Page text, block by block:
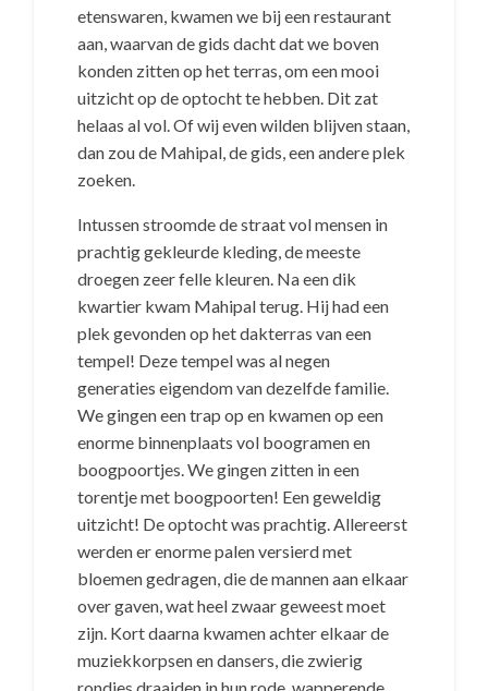
etenswaren, kwamen we bij een restaurant
aan, waarvan de gids dacht dat we boven
konden zitten op het terras, om een mooi
uitzicht op de optocht te hebben. Dit zat
helaas al vol. Of wij even wilden blijven staan,
dan zou de Mahipal, de gids, een andere plek
zoeken.
Intussen stroomde de straat vol mensen in
prachtig gekleurde kleding, de meeste
droegen zeer felle kleuren. Na een dik
kwartier kwam Mahipal terug. Hij had een
plek gevonden op het dakterras van een
tempel! Deze tempel was al negen
generaties eigendom van dezelfde familie.
We gingen een trap op en kwamen op een
enorme binnenplaats vol boogramen en
boogpoortjes. We gingen zitten in een
torentje met boogpoorten! Een geweldig
uitzicht! De optocht was prachtig. Allereerst
werden er enorme palen versierd met
bloemen gedragen, die de mannen aan elkaar
over gaven, wat heel zwaar geweest moet
zijn. Kort daarna kwamen achter elkaar de
muziekkorpsen en dansers, die zwierig